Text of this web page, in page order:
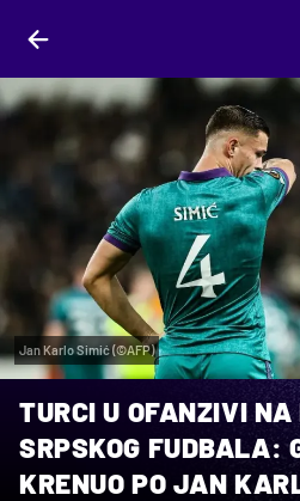
Jan Karlo Simić (©AFP)
TURCI U OFANZIVI NA
SRPSKOG FUDBALA:
KRENUO PO JAN